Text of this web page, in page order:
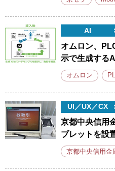
AI
オムロン、
示で生成する
オムロン
UI／UX／CX
京都中央信用
ブレットを設
京都中央信用金